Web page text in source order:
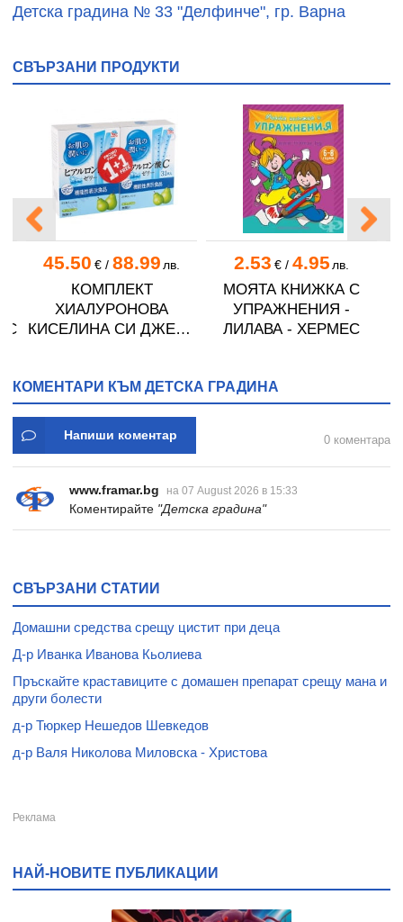
Детска градина № 33 "Делфинче", гр. Варна
СВЪРЗАНИ ПРОДУКТИ
45.50 €/ 88.99 лв.
КОМПЛЕКТ
ХИАЛУРОНОВА
КИСЕЛИНА СИ ДЖЕЛИ
2.53 €/ 4.95 лв.
МОЯТА КНИЖКА С
УПРАЖНЕНИЯ -
ЛИЛАВА - ХЕРМЕС
КОМЕНТАРИ КЪМ ДЕТСКА ГРАДИНА
Напиши коментар 0 коментара
www.framar.bg на 07 August 2026 в 15:33
Коментирайте "Детска градина"
СВЪРЗАНИ СТАТИИ
Домашни средства срещу цистит при деца
Д-р Иванка Иванова Кьолиева
Пръскайте краставиците с домашен препарат срещу мана и
други болести
д-р Тюркер Нешедов Шевкедов
д-р Валя Николова Миловска - Христова
НАЙ-НОВИТЕ ПУБЛИКАЦИИ